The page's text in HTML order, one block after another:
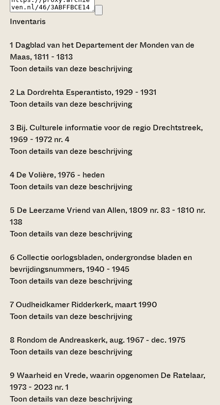
Inventaris
1 Dagblad van het Departement der Monden van de
Maas, 1811 - 1813
Toon details van deze beschrijving
2 La Dordrehta Esperantisto, 1929 - 1931
Toon details van deze beschrijving
3 Bij. Culturele informatie voor de regio Drechtstreek,
1969 - 1972 nr. 4
Toon details van deze beschrijving
4 De Volière, 1976 - heden
Toon details van deze beschrijving
5 De Leerzame Vriend van Allen, 1809 nr. 83 - 1810 nr.
138
Toon details van deze beschrijving
6 Collectie oorlogsbladen, ondergrondse bladen en
bevrijdingsnummers, 1940 - 1945
Toon details van deze beschrijving
7Oudheidkamer Ridderkerk, maart 1990
Toon details van deze beschrijving
8 Rondom de Andreaskerk, aug. 1967 - dec. 1975
Toon details van deze beschrijving
9 Waarheid en Vrede, waarin opgenomen De Ratelaar,
1973 - 2023 nr. 1
Toon details van deze beschrijving